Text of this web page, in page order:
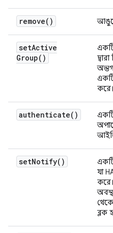
remove( )
setActive
Group( )
করে।
authenticate( )
setNotify( )
যা
ব্লক